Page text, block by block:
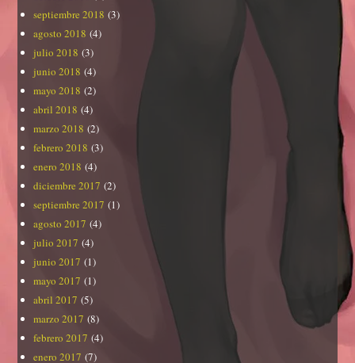
septiembre 2018 (3)
agosto 2018 (4)
julio 2018 (3)
junio 2018 (4)
mayo 2018 (2)
abril 2018 (4)
marzo 2018 (2)
febrero 2018 (3)
enero 2018 (4)
diciembre 2017 (2)
septiembre 2017 (1)
agosto 2017 (4)
julio 2017 (4)
junio 2017 (1)
mayo 2017 (1)
abril 2017 (5)
marzo 2017 (8)
febrero 2017 (4)
enero 2017 (7)